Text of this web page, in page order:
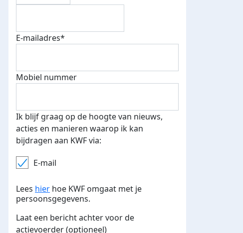
E-mails verstuurd
€500 euro opgehaald: t-shirt
E-mailadres*
Mobiel nummer
Ik blijf graag op de hoogte van nieuws,
acties en manieren waarop ik kan
bijdragen aan KWF via:
E-mail
Lees hier hoe KWF omgaat met je
persoonsgegevens.
Laat een bericht achter voor de
actievoerder (optioneel)